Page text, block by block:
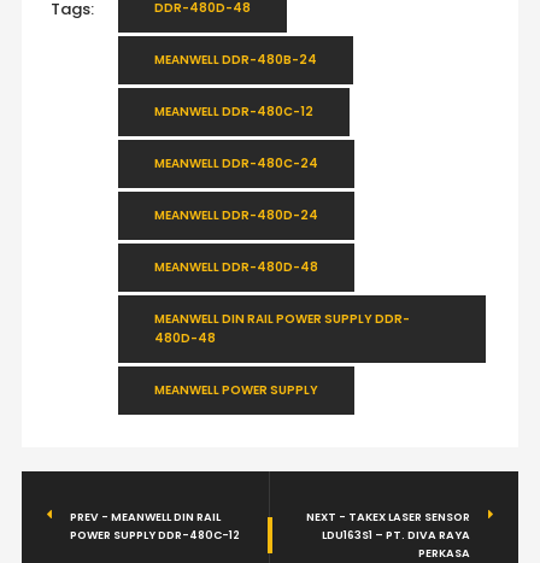
Tags: DDR-480D-48
MEANWELL DDR-480B-24
MEANWELL DDR-480C-12
MEANWELL DDR-480C-24
MEANWELL DDR-480D-24
MEANWELL DDR-480D-48
MEANWELL DIN RAIL POWER SUPPLY DDR-
480D-48
MEANWELL POWER SUPPLY
PREV - MEANWELL DIN RAIL
POWER SUPPLY DDR-480C-12
NEXT - TAKEX LASER SENSOR
LDU163S1 – PT. DIVA RAYA
PERKASA